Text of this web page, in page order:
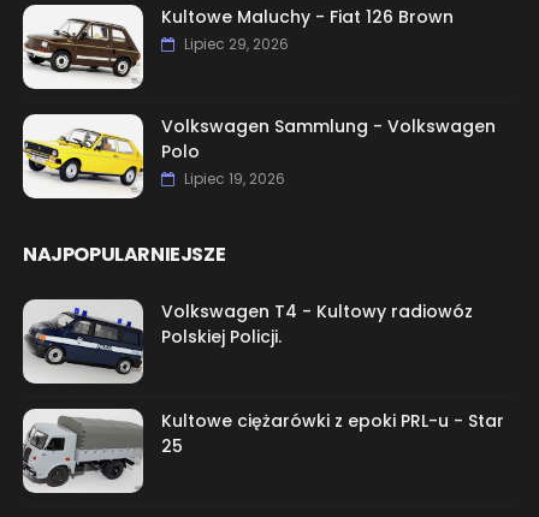
Kultowe Maluchy - Fiat 126 Brown
Lipiec 29, 2026
Volkswagen Sammlung - Volkswagen
Polo
Lipiec 19, 2026
NAJPOPULARNIEJSZE
Volkswagen T4 - Kultowy radiowóz
Polskiej Policji.
Kultowe ciężarówki z epoki PRL-u - Star
25